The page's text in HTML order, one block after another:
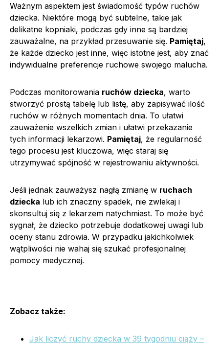
Ważnym aspektem jest świadomość typów ruchów
dziecka. Niektóre mogą być subtelne, takie jak
delikatne kopniaki, podczas gdy inne są bardziej
zauważalne, na przykład przesuwanie się. Pamiętaj,
że każde dziecko jest inne, więc istotne jest, aby znać
indywidualne preferencje ruchowe swojego malucha.
Podczas monitorowania ruchów dziecka, warto
stworzyć prostą tabelę lub listę, aby zapisywać ilość
ruchów w różnych momentach dnia. To ułatwi
zauważenie wszelkich zmian i ułatwi przekazanie
tych informacji lekarzowi. Pamiętaj, że regularność
tego procesu jest kluczowa, więc staraj się
utrzymywać spójność w rejestrowaniu aktywności.
Jeśli jednak zauważysz nagłą zmianę w ruchach
dziecka lub ich znaczny spadek, nie zwlekaj i
skonsultuj się z lekarzem natychmiast. To może być
sygnał, że dziecko potrzebuje dodatkowej uwagi lub
oceny stanu zdrowia. W przypadku jakichkolwiek
wątpliwości nie wahaj się szukać profesjonalnej
pomocy medycznej.
Zobacz także:
Jak liczyć ruchy dziecka w 39 tygodniu ciąży –